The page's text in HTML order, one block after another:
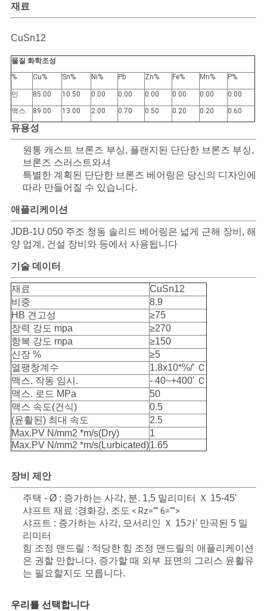
저
희
와
연
뉴
스
사
건
사
이
트
맵
PRIVACY
POLICY
재료
CuSn12
물질 화학조성
%
Cu% Sn% Ni% Pb Zn% Fe% Mn% P%
민. 85.00 10.50 0.00 0.00 0.00 0.00 0.00
0.00
맥스.
89.00 13.00 2.00 0.70 0.50 0.20 0.20 0.60
유용성
원통 캐스트 브론즈 부싱, 플랜지된 단단한 브론즈 부싱,
브론즈 스러스트와셔
특별한 계획된 단단한 브론즈 베어링은 당신의 디자인에
따라 만들어질 수 있습니다.
애플리케이션
JDB-1U 050 주조 청동 솔리드 베어링은 넓게 근해 장비, 해
양 업계, 건설 장비와 등에서 사용됩니다
기술 데이터
재료
CuSn12
비중
8.9
HB 견고성
≥75
장력 강도 mpa
≥270
항복 강도 mpa
≥150
신장 %
≥5
열팽창계수
1.8x10*%/' Ｃ
맥스. 작동 임시.
- 40~+400' Ｃ
맥스. 로드 MPa
50
맥스 속도(건식)
0.5
(윤활된) 최대 속도
2.5
Max.PV N/mm2 *m/s(Dry)
1
Max.PV N/mm2 *m/s(Lurbicated)1.65
장비 제안
주택 - Ø : 증가하는 사각, 분. 1,5 밀리미터 Ｘ 15-45'
샤프트 재료 :경화강, 조도 < Rz="" 6="">
샤프트 : 증가하는 사각, 모서리인 Ｘ 15가' 만곡된 5 밀
리미터
힘 조정 맨드릴 : 적당한 힘 조정 맨드릴의 애플리케이션
은 권할 만합니다. 증가할 때 외부 표면의 그리스 윤활유
는 필요할지도 모릅니다.
우리를 선택합니다